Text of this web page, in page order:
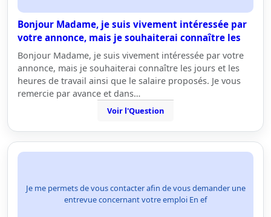
Bonjour Madame, je suis vivement intéressée par
votre annonce, mais je souhaiterai connaître les
Bonjour Madame, je suis vivement intéressée par votre
annonce, mais je souhaiterai connaître les jours et les
heures de travail ainsi que le salaire proposés. Je vous
remercie par avance et dans…
Voir l'Question
Je me permets de vous contacter afin de vous demander une
entrevue concernant votre emploi En ef